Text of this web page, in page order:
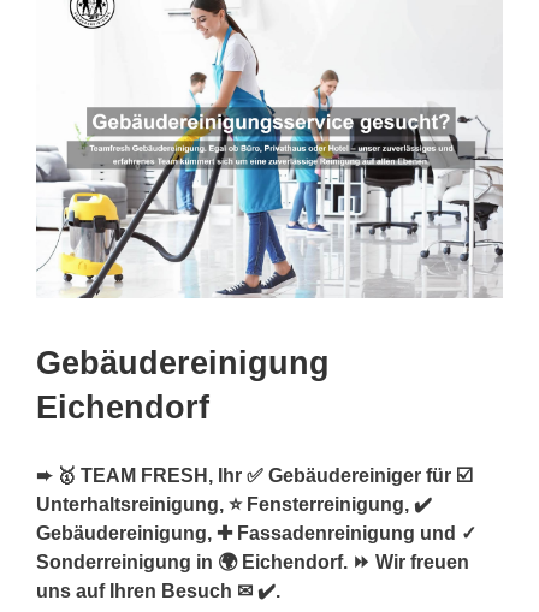
Gebäudereinigung
Eichendorf
➨ 🥇 TEAM FRESH, Ihr ✅ Gebäudereiniger für ☑️
Unterhaltsreinigung, ⭐ Fensterreinigung, ✔️
Gebäudereinigung, ✚ Fassadenreinigung und ✓
Sonderreinigung in 🌍 Eichendorf. ⏩ Wir freuen
uns auf Ihren Besuch ✉ ✔️.